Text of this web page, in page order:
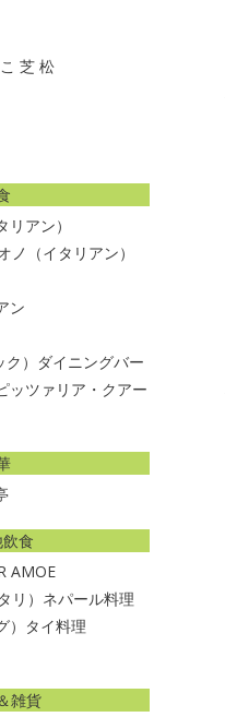
芝 松
アン）
ノ（イタリアン）
ン
）ダイニングバー
ッツァリア・クアー
食
AMOE
リ）ネパール料理
タイ料理
雑貨